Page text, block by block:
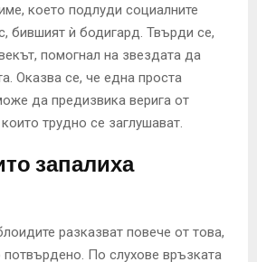
което подлуди социалните
бившият ѝ бодигард. Твърди се,
помогнал на звездата да
Оказва се, че една проста
да предизвика верига от
трудно се заглушават.
запалиха
разказват повече от това,
По слухове връзката